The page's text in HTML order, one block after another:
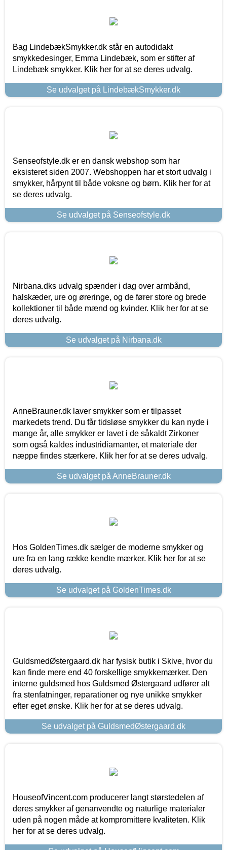
Bag LindebækSmykker.dk står en autodidakt
smykkedesinger, Emma Lindebæk, som er stifter af
Lindebæk smykker. Klik her for at se deres udvalg.
Se udvalget på LindebækSmykker.dk
Senseofstyle.dk er en dansk webshop som har
eksisteret siden 2007. Webshoppen har et stort udvalg i
smykker, hårpynt til både voksne og børn. Klik her for at
se deres udvalg.
Se udvalget på Senseofstyle.dk
Nirbana.dks udvalg spænder i dag over armbånd,
halskæder, ure og øreringe, og de fører store og brede
kollektioner til både mænd og kvinder. Klik her for at se
deres udvalg.
Se udvalget på Nirbana.dk
AnneBrauner.dk laver smykker som er tilpasset
markedets trend. Du får tidsløse smykker du kan nyde i
mange år, alle smykker er lavet i de såkaldt Zirkoner
som også kaldes industridiamanter, et materiale der
næppe findes stærkere. Klik her for at se deres udvalg.
Se udvalget på AnneBrauner.dk
Hos GoldenTimes.dk sælger de moderne smykker og
ure fra en lang række kendte mærker. Klik her for at se
deres udvalg.
Se udvalget på GoldenTimes.dk
GuldsmedØstergaard.dk har fysisk butik i Skive, hvor du
kan finde mere end 40 forskellige smykkemærker. Den
interne guldsmed hos Guldsmed Østergaard udfører alt
fra stenfatninger, reparationer og nye unikke smykker
efter eget ønske. Klik her for at se deres udvalg.
Se udvalget på GuldsmedØstergaard.dk
HouseofVincent.com producerer langt størstedelen af
deres smykker af genanvendte og naturlige materialer
uden på nogen måde at kompromittere kvaliteten. Klik
her for at se deres udvalg.